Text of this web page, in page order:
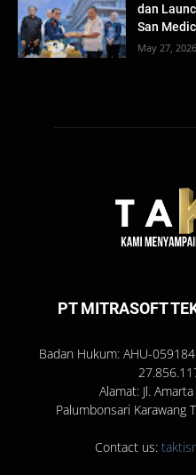
dan
San
May 27, 2026
PT MITRASOFT
Badan Hukum: AHU-
Alamat: Jl.
Palumbonsari Karawang
Contact us: